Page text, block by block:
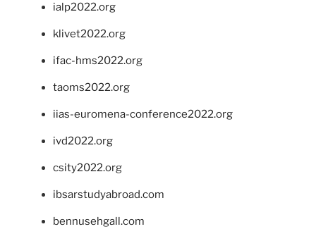
ialp2022.org
klivet2022.org
ifac-hms2022.org
taoms2022.org
iias-euromena-conference2022.org
ivd2022.org
csity2022.org
ibsarstudyabroad.com
bennusehgall.com